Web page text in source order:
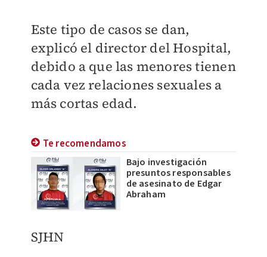
Este tipo de casos se dan,
explicó el director del Hospital,
debido a que las menores tienen
cada vez relaciones sexuales a
más cortas edad.
Te recomendamos
Bajo investigación
presuntos responsables
de asesinato de Edgar
Abraham
SJHN